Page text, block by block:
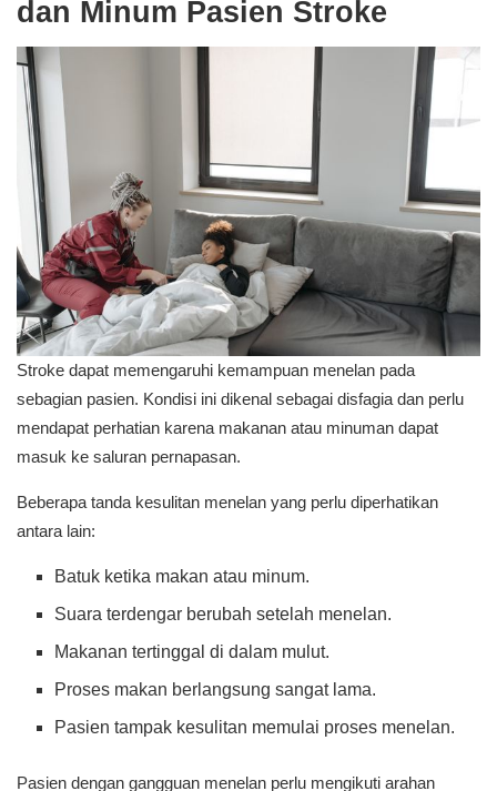
dan Minum Pasien Stroke
Stroke dapat memengaruhi kemampuan menelan pada
sebagian pasien. Kondisi ini dikenal sebagai disfagia dan perlu
mendapat perhatian karena makanan atau minuman dapat
masuk ke saluran pernapasan.
Beberapa tanda kesulitan menelan yang perlu diperhatikan
antara lain:
Batuk ketika makan atau minum.
Suara terdengar berubah setelah menelan.
Makanan tertinggal di dalam mulut.
Proses makan berlangsung sangat lama.
Pasien tampak kesulitan memulai proses menelan.
Pasien dengan gangguan menelan perlu mengikuti arahan